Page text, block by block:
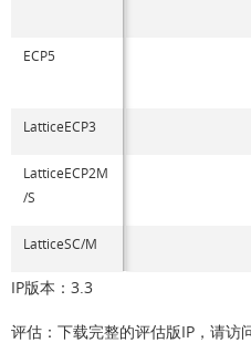
ECP5
LatticeECP3
LatticeECP2M
/S
LatticeSC/M
IP版本：3.3
评估：下载完整的评估版IP，请